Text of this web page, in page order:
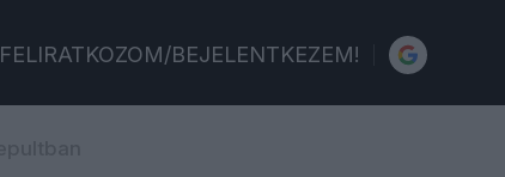
FELIRATKOZOM/BEJELENTKEZEM!